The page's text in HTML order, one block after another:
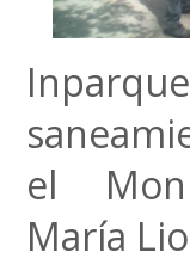
el
María